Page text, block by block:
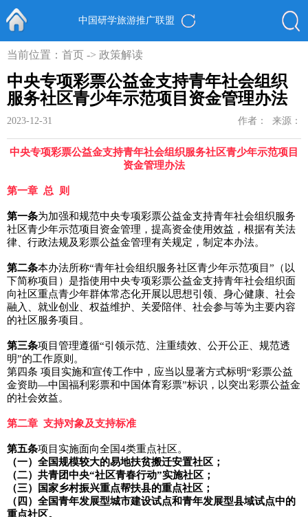
首页
中国研学旅游推广联盟
当前位置： 首页 -> 政策解读
中央专项彩票公益金支持青年社会组织
服务社区青少年示范项目资金管理办法
2023-12-31 来源：
作者：
中央专项彩票公益金支持青年社会组织服务社区青少年示范项目
资金管理办法
第一章 总 则
第一条为加强和规范中央专项彩票公益金支持青年社会组织服务
社区青少年示范项目资金管理，提高资金使用效益，根据有关法
律、行政法规及彩票公益金管理有关规定，制定本办法。
第二条本办法所称“青年社会组织服务社区青少年示范项目”（以
下简称项目）是指使用中央专项彩票公益金支持青年社会组织面
向社区重点青少年群体常态化开展以思想引领、身心健康、社会
融入、就业创业、权益维护、关爱陪伴、社会参与等为主要内容
的社区服务项目。
第三条项目管理遵循“引领示范、注重绩效、公开公正、规范透
明”的工作原则。
第四条 项目实施和宣传工作中，应当以显著方式标明“彩票公益
金资助—中国福利彩票和中国体育彩票”标识，以突出彩票公益金
的社会效益。
第二章 支持对象及支持标准
第五条项目实施面向全国4类重点社区。
（一）全国规模较大的易地扶贫搬迁安置社区；
（二）共青团中央“社区青春行动”实施社区；
（三）国家乡村振兴重点帮扶县的重点社区；
（四）全国青年发展型城市建设试点和青年发展型县域试点中的
重点社区。